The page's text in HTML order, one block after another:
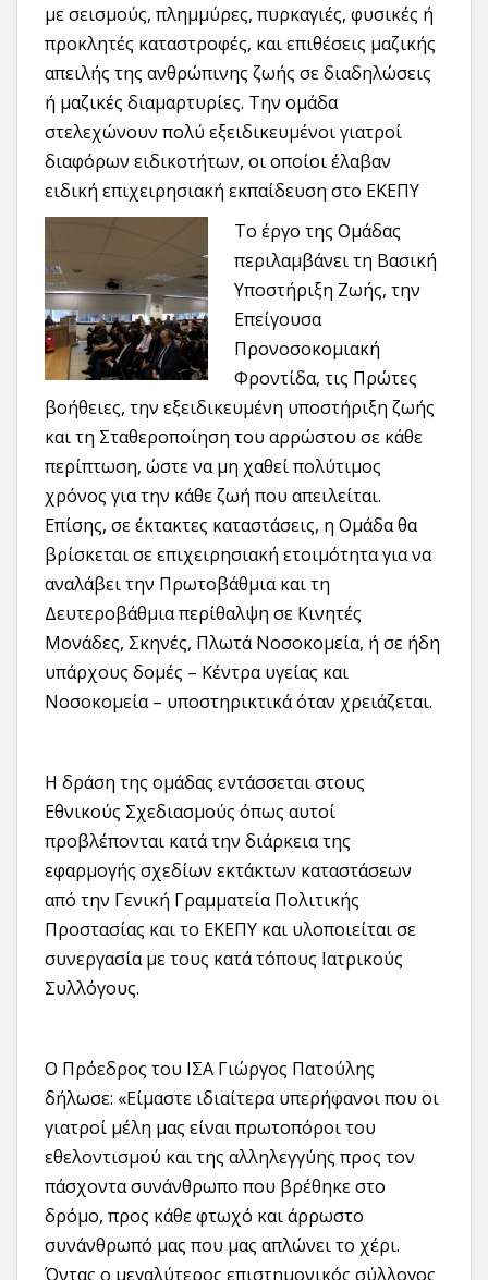
με σεισμούς, πλημμύρες, πυρκαγιές, φυσικές ή
προκλητές καταστροφές, και επιθέσεις μαζικής
απειλής της ανθρώπινης ζωής σε διαδηλώσεις
ή μαζικές διαμαρτυρίες. Την ομάδα
στελεχώνουν πολύ εξειδικευμένοι γιατροί
διαφόρων ειδικοτήτων, οι οποίοι έλαβαν
ειδική επιχειρησιακή εκπαίδευση στο ΕΚΕΠΥ
Το έργο της Ομάδας
περιλαμβάνει τη Βασική
Υποστήριξη Ζωής, την
Επείγουσα
Προνοσοκομιακή
Φροντίδα, τις Πρώτες
βοήθειες, την εξειδικευμένη υποστήριξη ζωής
και τη Σταθεροποίηση του αρρώστου σε κάθε
περίπτωση, ώστε να μη χαθεί πολύτιμος
χρόνος για την κάθε ζωή που απειλείται.
Επίσης, σε έκτακτες καταστάσεις, η Ομάδα θα
βρίσκεται σε επιχειρησιακή ετοιμότητα για να
αναλάβει την Πρωτοβάθμια και τη
Δευτεροβάθμια περίθαλψη σε Κινητές
Μονάδες, Σκηνές, Πλωτά Νοσοκομεία, ή σε ήδη
υπάρχους δομές – Κέντρα υγείας και
Νοσοκομεία – υποστηρικτικά όταν χρειάζεται.
Η δράση της ομάδας εντάσσεται στους
Εθνικούς Σχεδιασμούς όπως αυτοί
προβλέπονται κατά την διάρκεια της
εφαρμογής σχεδίων εκτάκτων καταστάσεων
από την Γενική Γραμματεία Πολιτικής
Προστασίας και το ΕΚΕΠΥ και υλοποιείται σε
συνεργασία με τους κατά τόπους Ιατρικούς
Συλλόγους.
Ο Πρόεδρος του ΙΣΑ Γιώργος Πατούλης
δήλωσε: «Είμαστε ιδιαίτερα υπερήφανοι που οι
γιατροί μέλη μας είναι πρωτοπόροι του
εθελοντισμού και της αλληλεγγύης προς τον
πάσχοντα συνάνθρωπο που βρέθηκε στο
δρόμο, προς κάθε φτωχό και άρρωστο
συνάνθρωπό μας που μας απλώνει το χέρι.
Όντας ο μεγαλύτερος επιστημονικός σύλλογος